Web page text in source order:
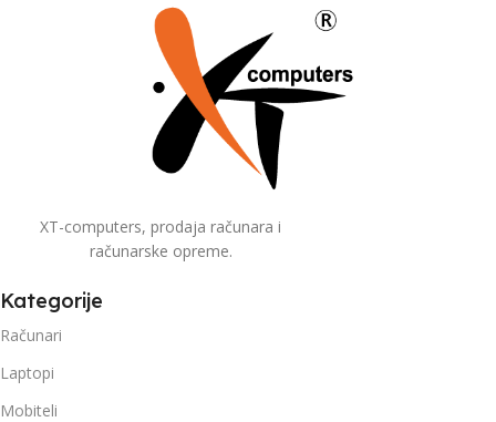
XT-computers, prodaja računara i
računarske opreme.
Kategorije
Računari
Laptopi
Mobiteli